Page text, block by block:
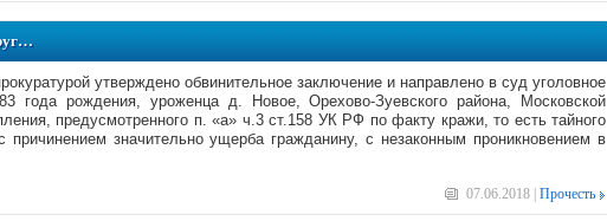
утверждено обвинительное заключение и направлено в суд уголовное
года рождения, уроженца д. Новое, Орехово-Зуевского района, Московской
предусмотренного п. «а» ч.3 ст.158 УК РФ по факту кражи, то есть тайного
значительно ущерба гражданину, с незаконным проникновением в
07.06.2018 | Прочесть